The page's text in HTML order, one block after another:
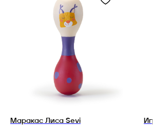
Маракас Лиса Sevi